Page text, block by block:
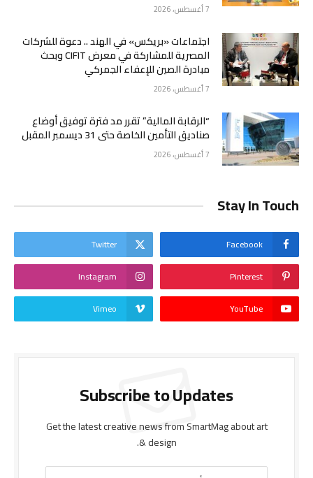
7 أغسطس، 2026
اجتماعات «بريكس» في الهند .. دعوة للشركات
المصرية للمشاركة في معرض CIFIT وبحث
مبادرة الصين للإعفاء الجمركي
7 أغسطس، 2026
“الرقابة المالية” تقرر مد فترة توفيق أوضاع
صناديق التأمين الخاصة حتى 31 ديسمبر المقبل
7 أغسطس، 2026
Stay In Touch
Facebook
Twitter
Pinterest
Instagram
YouTube
Vimeo
Subscribe to Updates
Get the latest creative news from SmartMag about art
& design.